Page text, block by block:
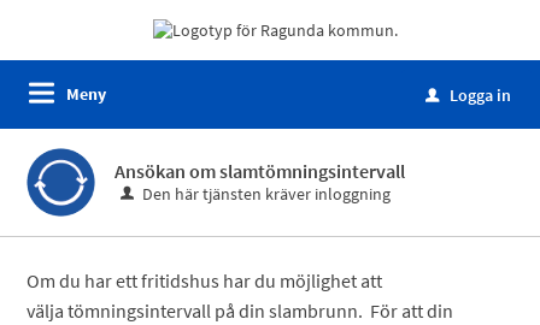
Meny u Logga in
Ansökan om slamtömningsintervall
Den här tjänsten kräver inloggning
Om du har ett fritidshus har du möjlighet att
välja tömningsintervall på din slambrunn. För att din